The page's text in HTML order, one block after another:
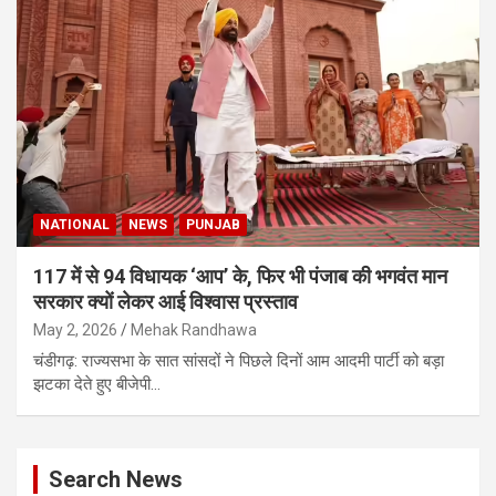
NATIONAL NEWS PUNJAB
117 में से 94 विधायक ‘आप’ के, फिर भी पंजाब की भगवंत मान
सरकार क्यों लेकर आई विश्वास प्रस्ताव
May 2, 2026 Mehak Randhawa
चंडीगढ़: राज्यसभा के सात सांसदों ने पिछले दिनों आम आदमी पार्टी को बड़ा
झटका देते हुए बीजेपी…
Search News